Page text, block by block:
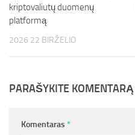
kriptovaliutų duomenų
platformą
2026 22 BIRŽELIO
PARAŠYKITE KOMENTARĄ
Komentaras *